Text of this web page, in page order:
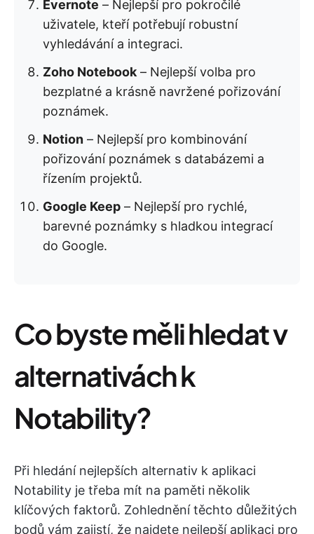
Evernote – Nejlepší pro pokročilé
uživatele, kteří potřebují robustní
vyhledávání a integraci.
Zoho Notebook – Nejlepší volba pro
bezplatné a krásně navržené pořizování
poznámek.
Notion – Nejlepší pro kombinování
pořizování poznámek s databázemi a
řízením projektů.
Google Keep – Nejlepší pro rychlé,
barevné poznámky s hladkou integrací
do Google.
Co byste měli hledat v
alternativách k
Notability?
Při hledání nejlepších alternativ k aplikaci
Notability je třeba mít na paměti několik
klíčových faktorů. Zohlednění těchto důležitých
bodů vám zajistí, že najdete nejlepší aplikaci pro